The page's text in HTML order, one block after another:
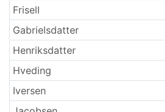
Frisell
Gabrielsdatter
Henriksdatter
Hveding
Iversen